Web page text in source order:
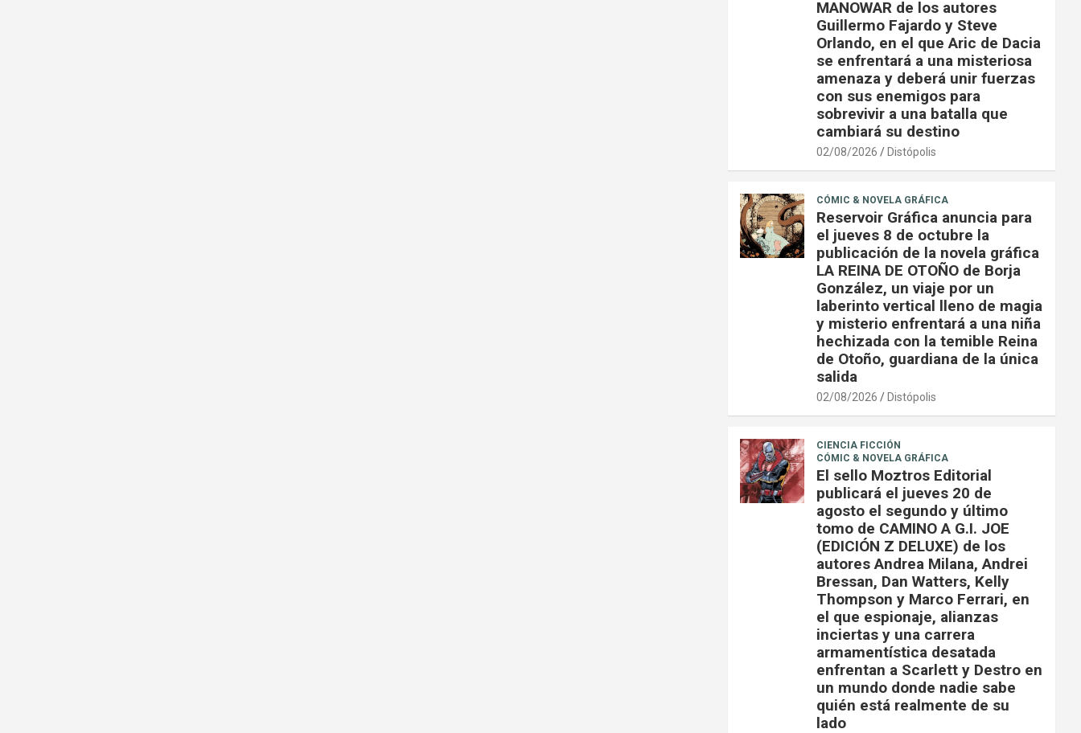
MANOWAR de los autores
Guillermo Fajardo y Steve
Orlando, en el que Aric de Dacia
se enfrentará a una misteriosa
amenaza y deberá unir fuerzas
con sus enemigos para
sobrevivir a una batalla que
cambiará su destino
02/08/2026 Distópolis
CÓMIC & NOVELA GRÁFICA
Reservoir Gráfica anuncia para
el jueves 8 de octubre la
publicación de la novela gráfica
LA REINA DE OTOÑO de Borja
González, un viaje por un
laberinto vertical lleno de magia
y misterio enfrentará a una niña
hechizada con la temible Reina
de Otoño, guardiana de la única
salida
02/08/2026 Distópolis
CIENCIA FICCIÓN
CÓMIC & NOVELA GRÁFICA
El sello Moztros Editorial
publicará el jueves 20 de
agosto el segundo y último
tomo de CAMINO A G.I. JOE
(EDICIÓN Z DELUXE) de los
autores Andrea Milana, Andrei
Bressan, Dan Watters, Kelly
Thompson y Marco Ferrari, en
el que espionaje, alianzas
inciertas y una carrera
armamentística desatada
enfrentan a Scarlett y Destro en
un mundo donde nadie sabe
quién está realmente de su
lado